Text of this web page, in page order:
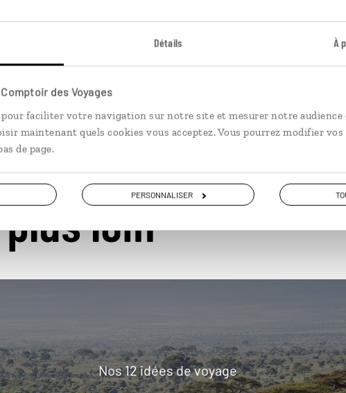
Détails À
des Voyages
faciliter votre navigation sur notre site et mesurer notre audience
maintenant quels cookies vous acceptez. Vous pourrez modifier
de page.
PERSONNALISER
loin
Nos 12 idées de voyage